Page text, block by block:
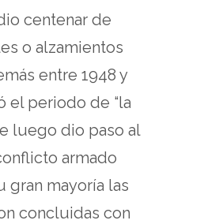
centenar de
o alzamientos
entre 1948 y
el periodo de “la
luego dio paso al
armado
gran mayoría las
concluidas con